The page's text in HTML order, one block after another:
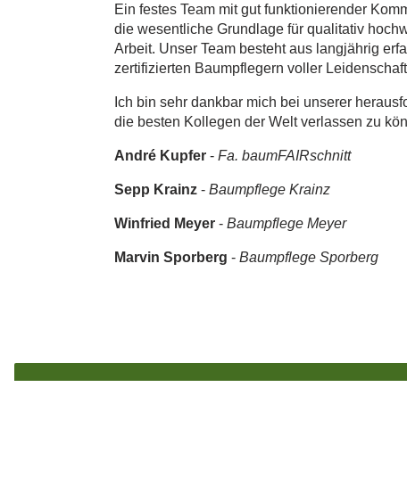
Ein festes Team mit gut funktionierender
die wesentliche Grundlage für qualitativ
Arbeit. Unser Team besteht aus langjährig
zertifizierten Baumpflegern voller
Ich bin sehr dankbar mich bei unserer
die besten Kollegen der Welt verlassen zu
André Kupfer - Fa. baumFAIRschnitt
Sepp Krainz - Baumpflege Krainz
Winfried Meyer - Baumpflege Meyer
Marvin Sporberg - Baumpflege Sporberg